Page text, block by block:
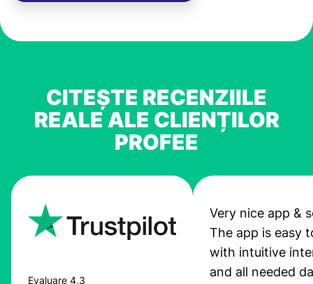
CITEȘTE RECENZIILE
REALE ALE CLIENȚILOR
PROFEE
Evaluare 4,3
Very nice app &
The app is easy
with intuitive
and all needed